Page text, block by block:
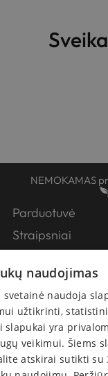
NEMOKAMAS
Parduotuvė
Straipsniai
Apie Mus
Kontaktai
Pirkimo-
Atsiskaitymas
Prekių
naudojimas
svetainė naudoja
užtikrinti,
slapukai yra
veikimui. Šiems
atskirai sutikti